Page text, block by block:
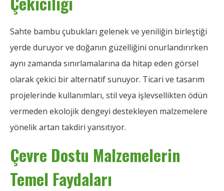
Sahte bambu çubukları gelenek ve yeniliğin birleştiği
yerde duruyor ve doğanın güzelliğini onurlandırırken
aynı zamanda sınırlamalarına da hitap eden görsel
olarak çekici bir alternatif sunuyor. Ticari ve tasarım
projelerinde kullanımları, stil veya işlevsellikten ödün
vermeden ekolojik dengeyi destekleyen malzemelere
yönelik artan takdiri yansıtıyor.
Çevre Dostu Malzemelerin
Temel Faydaları